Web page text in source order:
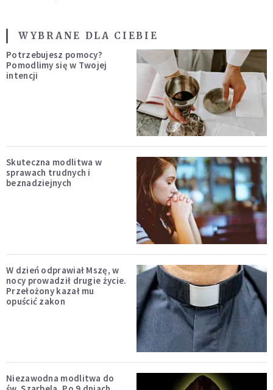
WYBRANE DLA CIEBIE
Potrzebujesz pomocy?
Pomodlimy się w Twojej
intencji
Skuteczna modlitwa w
sprawach trudnych i
beznadziejnych
W dzień odprawiał Mszę, w
nocy prowadził drugie życie.
Przełożony kazał mu
opuścić zakon
Niezawodna modlitwa do